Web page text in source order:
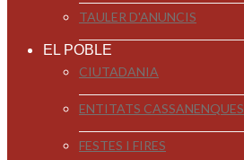
TAULER D'ANUNCIS
EL POBLE
CIUTADANIA
ENTITATS CASSANENQUES
FESTES I FIRES